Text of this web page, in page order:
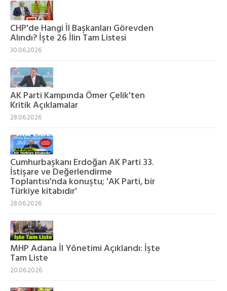
CHP'de Hangi İl Başkanları Görevden
Alındı? İşte 26 İlin Tam Listesi
30.06.2026
AK Parti Kampında Ömer Çelik'ten
Kritik Açıklamalar
28.06.2026
Cumhurbaşkanı Erdoğan AK Parti 33.
İstişare ve Değerlendirme
Toplantısı'nda konuştu; 'AK Parti, bir
Türkiye kitabıdır'
28.06.2026
MHP Adana İl Yönetimi Açıklandı: İşte
Tam Liste
20.06.2026